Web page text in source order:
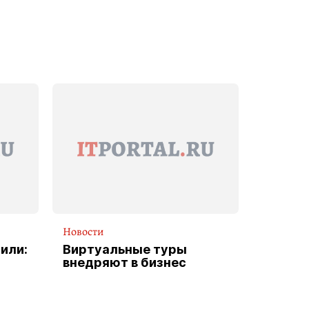
Новости
Виртуальные туры
внедряют в бизнес